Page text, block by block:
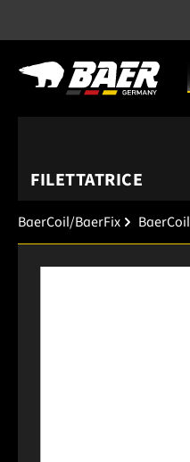
FILETTATRICE
BaerCoil/BaerFix BaerCoil